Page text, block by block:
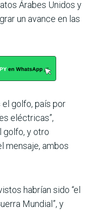
Árabes Unidos y
un avance en las
el golfo, país por
eléctricas”,
golfo, y otro
men­saje, ambos
habrían sido “el
Mundial”, y